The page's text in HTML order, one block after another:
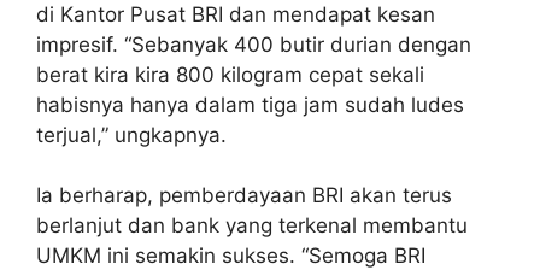
di Kantor Pusat BRI dan mendapat kesan
impresif. “Sebanyak 400 butir durian dengan
berat kira kira 800 kilogram cepat sekali
habisnya hanya dalam tiga jam sudah ludes
terjual,” ungkapnya.
Ia berharap, pemberdayaan BRI akan terus
berlanjut dan bank yang terkenal membantu
UMKM ini semakin sukses. “Semoga BRI